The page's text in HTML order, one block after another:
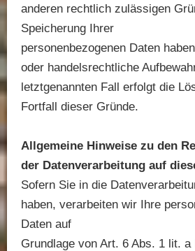
anderen rechtlich zulässigen
Speicherung Ihrer
personenbezogenen Daten
oder handelsrechtliche
letztgenannten Fall erfolgt die
Fortfall dieser Gründe.
Allgemeine Hinweise zu den
der Datenverarbeitung auf
Sofern Sie in die
haben, verarbeiten wir Ihre
Daten auf
Grundlage von Art. 6 Abs. 1 lit. a